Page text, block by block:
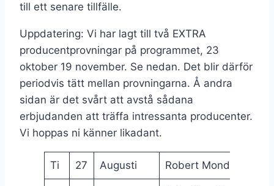
till ett senare tillfälle.
Uppdatering: Vi har lagt till två EXTRA
producentprovningar på programmet, 23
oktober 19 november. Se nedan. Det blir därför
periodvis tätt mellan provningarna. Å andra
sidan är det svårt att avstå sådana
erbjudanden att träffa intressanta producenter.
Vi hoppas ni känner likadant.
Ti 27 Augusti Robert Mondavi Napa